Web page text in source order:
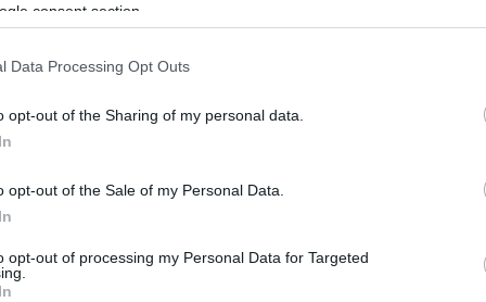
consent section.
Data Processing Opt Outs
opt-out of the Sharing of my personal data.
opt-out of the Sale of my Personal Data.
opt-out of processing my Personal Data for Targeted
Lukakuazonban egyáltalán nem foglalkozik a magyar
nézem, hogy ki az ellenfél, féljenek tőlünk ők.”